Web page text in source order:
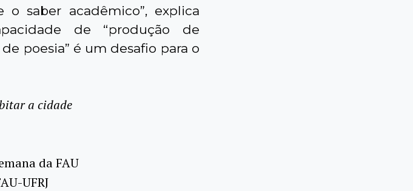
saber acadêmico”, explica
de “produção de
poesia” é um desafio para o
a cidade
da FAU
UFRJ